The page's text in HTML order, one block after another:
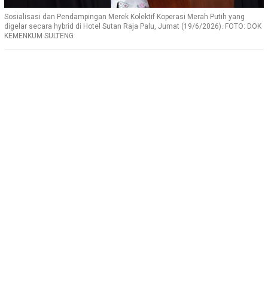
Sosialisasi dan Pendampingan Merek Kolektif Koperasi Merah Putih yang
digelar secara hybrid di Hotel Sutan Raja Palu, Jumat (19/6/2026). FOTO: DOK
KEMENKUM SULTENG